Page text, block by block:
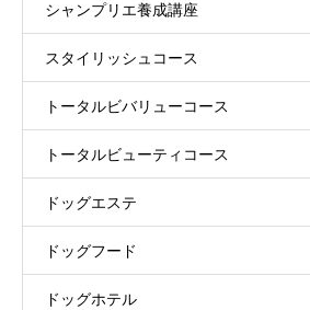
シャンプリエ養成講座
スタイリッシュコース
トータルビバリューコース
トータルビューティコース
ドッグエステ
ドッグフード
ドッグホテル